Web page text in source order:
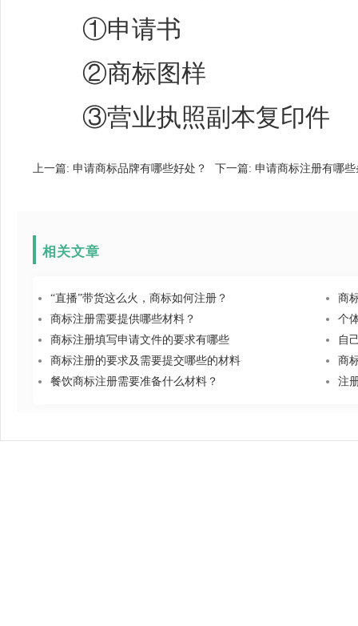
①申请书
②商标图样
③营业执照副本复印件
上一篇: 申请商标品牌有哪些好处？ 下一篇: 申请商标注册有哪
相关文章
“直播”带货这么火，商标如何注册？
商
商标注册需要提供哪些材料？
个
商标注册填写申请文件的要求有哪些
自
商标注册的要求及需要提交哪些的材料
商
餐饮商标注册需要准备什么材料？
注